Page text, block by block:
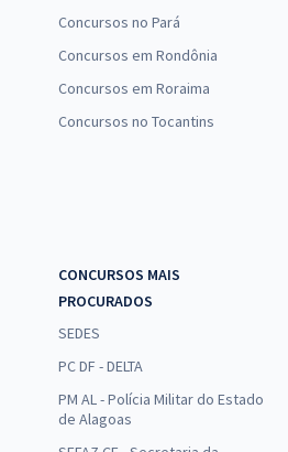
Concursos no Pará
Concursos em Rondônia
Concursos em Roraima
Concursos no Tocantins
CONCURSOS MAIS
PROCURADOS
SEDES
PC DF - DELTA
PM AL - Polícia Militar do Estado
de Alagoas